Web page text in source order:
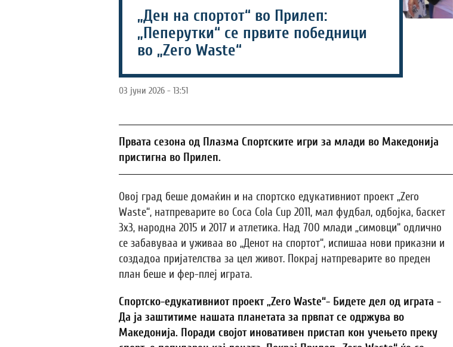
„Ден на спортот“ во Прилеп:
„Пеперутки“ се првите победници
во „Zero Waste“
03 јуни 2026 - 13:51
Првата сезона од Плазма Спортските игри за млади во Македонија
пристигна во Прилеп.
Овој град беше домаќин и на спортско едукативниот проект „Zero
Waste“, натпреварите во Coca Cola Cup 2011, мал фудбал, одбојка, баскет
3х3, народна 2015 и 2017 и атлетика. Над 700 млади „симовци“ одлично
се забавуваа и уживаа во „Денот на спортот“, испишаа нови приказни и
создадоа пријателства за цел живот. Покрај натпреварите во преден
план беше и фер-плеј играта.
Спортско-едукативниот проект „Zero Waste“- Бидете дел од играта -
Да ја заштитиме нашата планетата за првпат се одржува во
Македонија. Поради својот иновативен пристап кон учењето преку